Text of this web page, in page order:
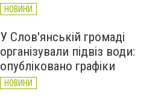
НОВИНИ
У Слов'янській громаді
організували підвіз води:
опубліковано графіки
НОВИНИ